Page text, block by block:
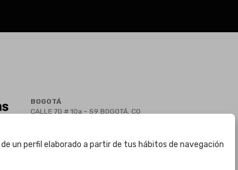
BOGOTÁ
CALLE 70 # 10a - 59 BOGOTÁ, CO
(+57) 301 271 1444
info@bogotaauctions.com
un perfil elaborado a partir de tus hábitos de navegación